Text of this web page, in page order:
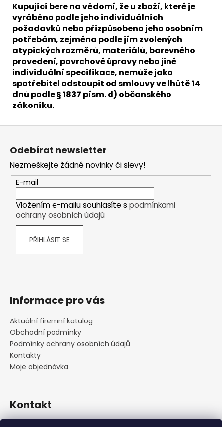
Kupující bere na vědomí, že u zboží, které je
vyráběno podle jeho individuálních
požadavků nebo přizpůsobeno jeho osobním
potřebám, zejména podle jím zvolených
atypických rozměrů, materiálů, barevného
provedení, povrchové úpravy nebo jiné
individuální specifikace, nemůže jako
spotřebitel odstoupit od smlouvy ve lhůtě 14
dnů podle § 1837 písm. d) občanského
zákoníku.
Z
Odebírat newsletter
Nezmeškejte žádné novinky či slevy!
E-mail
Vložením e-mailu souhlasíte s podmínkami
ochrany osobních údajů
PŘIHLÁSIT SE
Informace pro vás
Aktuální firemní katalog
Obchodní podmínky
Podmínky ochrany osobních údajů
Kontakty
Moje objednávka
Kontakt